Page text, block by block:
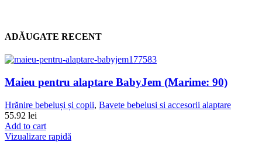
ADĂUGATE RECENT
Maieu pentru alaptare BabyJem (Marime: 90)
Hrănire bebeluși și copii, Bavete bebelusi si accesorii alaptare
55.92 lei
Add to cart
Vizualizare rapidă